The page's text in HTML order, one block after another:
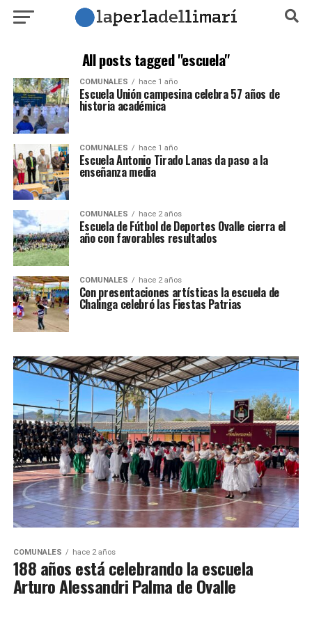
All posts tagged "escuela"
COMUNALES hace 1 año
Escuela Unión campesina celebra 57 años de
historia académica
COMUNALES hace 1 año
Escuela Antonio Tirado Lanas da paso a la
enseñanza media
COMUNALES hace 2 años
Escuela de Fútbol de Deportes Ovalle cierra el
año con favorables resultados
COMUNALES hace 2 años
Con presentaciones artísticas la escuela de
Chalinga celebró las Fiestas Patrias
COMUNALES hace 2 años
188 años está celebrando la escuela
Arturo Alessandri Palma de Ovalle